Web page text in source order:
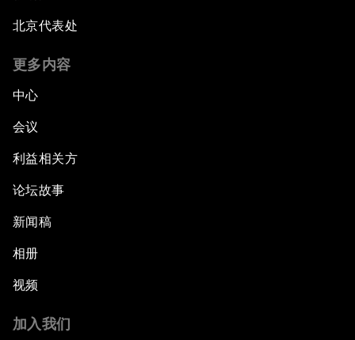
北京代表处
更多内容
中心
会议
利益相关方
论坛故事
新闻稿
相册
视频
加入我们